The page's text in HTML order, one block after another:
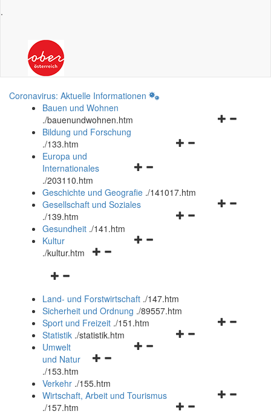
.
Coronavirus: Aktuelle Informationen
Bauen und Wohnen
./bauenundwohnen.htm
Navigationsmenü
Bildung und Forschung
./133.htm
Navigationsmenü
und
schließen
Europa und
Internationales
./203110.htm
Geschichte und Geografie ./141017.htm
Navigationsmenü
Gesellschaft und Soziales
./139.htm
Navigationsmenü
Gesundheit ./141.htm
Navigationsmenü
Kultur
./kultur.htm
Navigationsmenü
und
schließen
Land- und Forstwirtschaft ./147.htm
Sicherheit und Ordnung ./89557.htm
Navigationsmenü
Sport und Freizeit ./151.htm
Navigationsmenü
Statistik ./statistik.htm
Navigationsmenü
und
schließen
Umwelt
und Natur
./153.htm
Verkehr ./155.htm
Navigationsmenü
Wirtschaft, Arbeit und Tourismus
./157.htm